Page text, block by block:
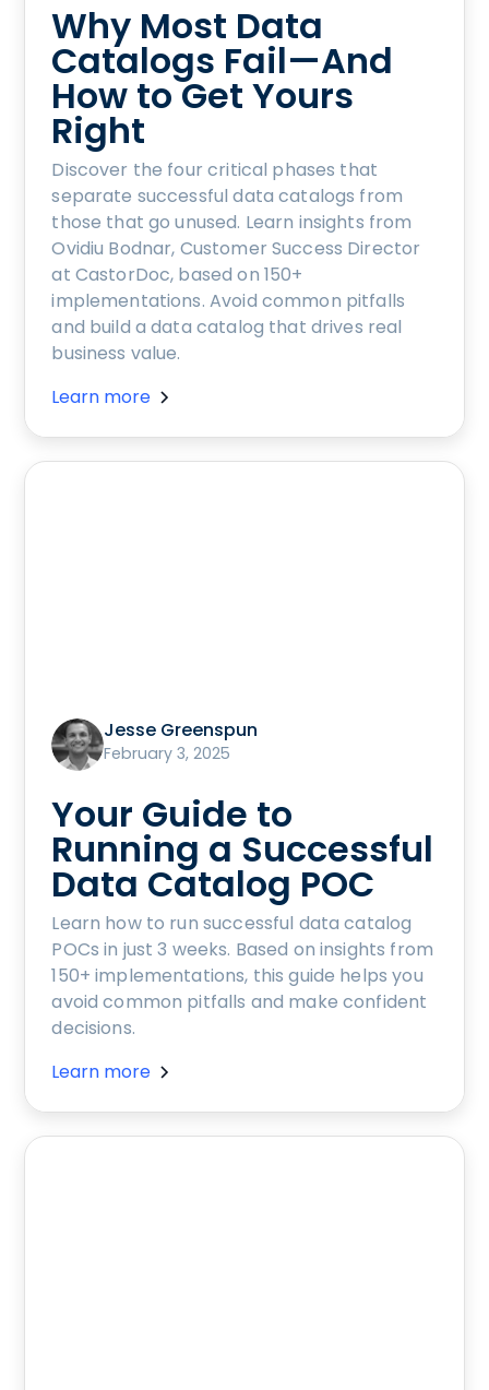
Why Most Data
Catalogs Fail—And
How to Get Yours
Right
Discover the four critical phases that
separate successful data catalogs from
those that go unused. Learn insights from
Ovidiu Bodnar, Customer Success Director
at CastorDoc, based on 150+
implementations. Avoid common pitfalls
and build a data catalog that drives real
business value.
Learn more
Jesse Greenspun
February 3, 2025
Your Guide to
Running a Successful
Data Catalog POC
Learn how to run successful data catalog
POCs in just 3 weeks. Based on insights from
150+ implementations, this guide helps you
avoid common pitfalls and make confident
decisions.
Learn more